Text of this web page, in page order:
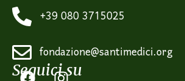
+39 080 3715025
fondazione@santimedici.org
Seguici su